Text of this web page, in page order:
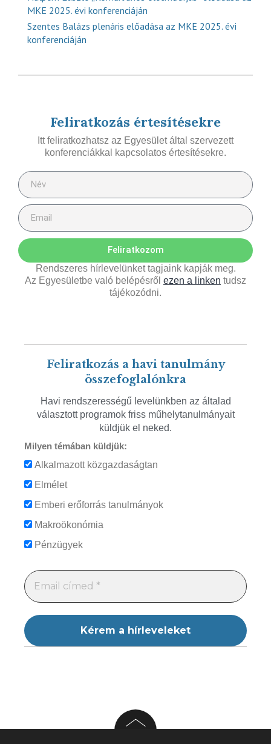
MKE 2025. évi konferenciáján
Szentes Balázs plenáris előadása az MKE 2025. évi
konferenciáján
Feliratkozás értesítésekre
Itt feliratkozhatsz az Egyesület által szervezett
konferenciákkal kapcsolatos értesítésekre.
Feliratkozom
Rendszeres hírlevelünket tagjaink kapják meg.
Az Egyesületbe való belépésről ezen a linken tudsz
tájékozódni.
Feliratkozás a havi tanulmány
összefoglalónkra
Havi rendszerességű levelünkben az általad
választott programok friss műhelytanulmányait
küldjük el neked.
Milyen témában küldjük:
Alkalmazott közgazdaságtan
Elmélet
Emberi erőforrás tanulmányok
Makroökonómia
Pénzügyek